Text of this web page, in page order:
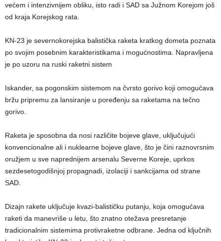
većem i intenzivnijem obliku, isto radi i SAD sa Južnom Korejom još
od kraja Korejskog rata.
KN-23 je severnokorejska balistička raketa kratkog dometa poznata
po svojim posebnim karakteristikama i mogućnostima. Napravljena
je po uzoru na ruski raketni sistem
Iskander, sa pogonskim sistemom na čvrsto gorivo koji omogućava
bržu pripremu za lansiranje u poređenju sa raketama na tečno
gorivo.
Raketa je sposobna da nosi različite bojeve glave, uključujući
konvencionalne ali i nuklearne bojeve glave, što je čini raznovrsnim
oružjem u sve naprednijem arsenalu Severne Koreje, uprkos
sezdesetogodišnjoj propagnadi, izolaciji i sankcijama od strane
SAD.
Dizajn rakete uključuje kvazi-balističku putanju, koja omogućava
raketi da manevriše u letu, što znatno otežava presretanje
tradicionalnim sistemima protivraketne odbrane. Jedna od ključnih